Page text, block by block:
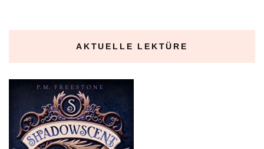
AKTUELLE LEKTÜRE